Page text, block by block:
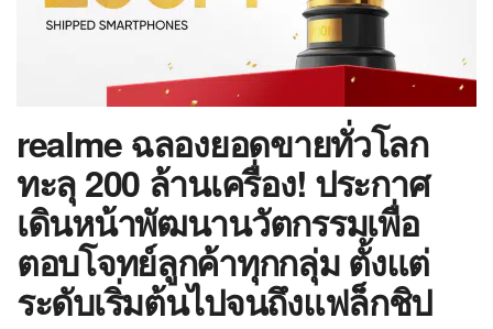
realme ฉลองยอดขายทั่วโลก
ทะลุ 200 ล้านเครื่อง! ประกาศ
เดินหน้าพัฒนานวัตกรรมเพื่อ
ตอบโจทย์ลูกค้าทุกกลุ่ม ตั้งแต่
ระดับเริ่มต้นไปจนถึงแฟล็กชิป